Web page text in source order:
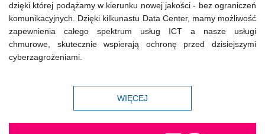
dzięki której podążamy w kierunku nowej jakości - bez ograniczeń
komunikacyjnych. Dzięki kilkunastu Data Center, mamy możliwość
zapewnienia całego spektrum usług ICT a nasze usługi
chmurowe, skutecznie wspierają ochronę przed dzisiejszymi
cyberzagrożeniami.
WIĘCEJ